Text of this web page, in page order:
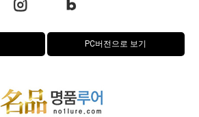
PC버전으로 보기